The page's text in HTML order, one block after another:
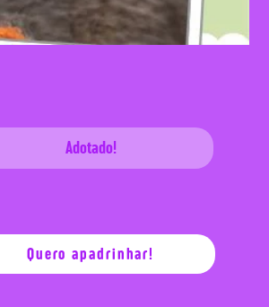
Adotado!
Quero apadrinhar!